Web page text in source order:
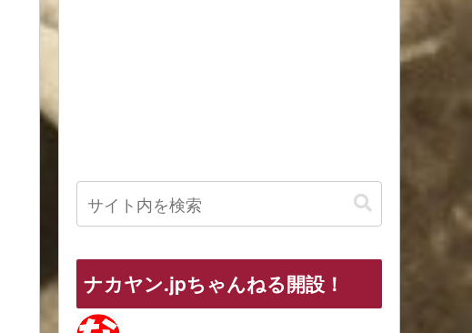
ナカヤン.jpちゃんねる開設！